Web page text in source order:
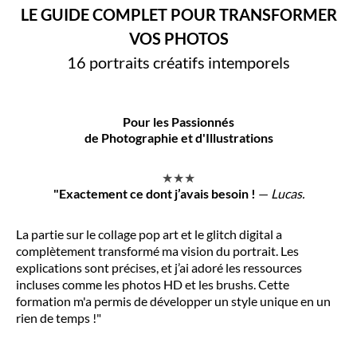
LE GUIDE COMPLET POUR TRANSFORMER
VOS PHOTOS
16 portraits créatifs intemporels
Pour les Passionnés
de Photographie et d'Illustrations
★★★
"Exactement ce dont j’avais besoin ! — Lucas.
La partie sur le collage pop art et le glitch digital a
complètement transformé ma vision du portrait. Les
explications sont précises, et j’ai adoré les ressources
incluses comme les photos HD et les brushs. Cette
formation m'a permis de développer un style unique en un
rien de temps !"